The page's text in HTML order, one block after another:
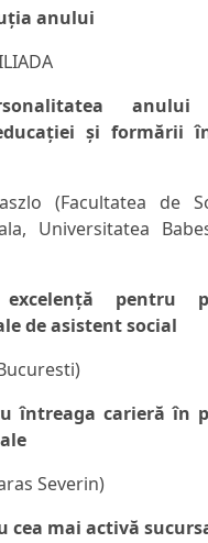
anului
şi formării
(Facultatea de
Universitatea
pentru
de asistent social
întreaga carieră în
Severin)
cea mai activă